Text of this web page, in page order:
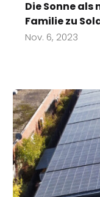
Die Sonne als
Familie zu
Nov. 6, 2023